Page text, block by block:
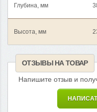
Глубина, мм
Высота, мм
ОТЗЫВЫ НА ТОВАР
Напишите отзыв и